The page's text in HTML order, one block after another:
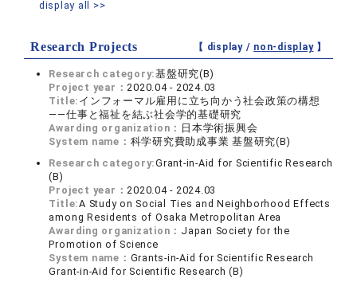
display all >>
Research Projects 【 display / non-display】
Research category:基盤研究(B)
Project year：2020.04 - 2024.03
Title: インフォーマル雇用に立ち向かう社会政策の構想
――仕事と福祉を結ぶ社会学的基礎研究
Awarding organization： 日本学術振興会
System name： 科学研究費助成事業 基盤研究(B)
Research category:Grant-in-Aid for Scientific Research
(B)
Project year：2020.04 - 2024.03
Title:A Study on Social Ties and Neighborhood Effects
among Residents of Osaka Metropolitan Area
Awarding organization： Japan Society for the
Promotion of Science
System name： Grants-in-Aid for Scientific Research
Grant-in-Aid for Scientific Research (B)